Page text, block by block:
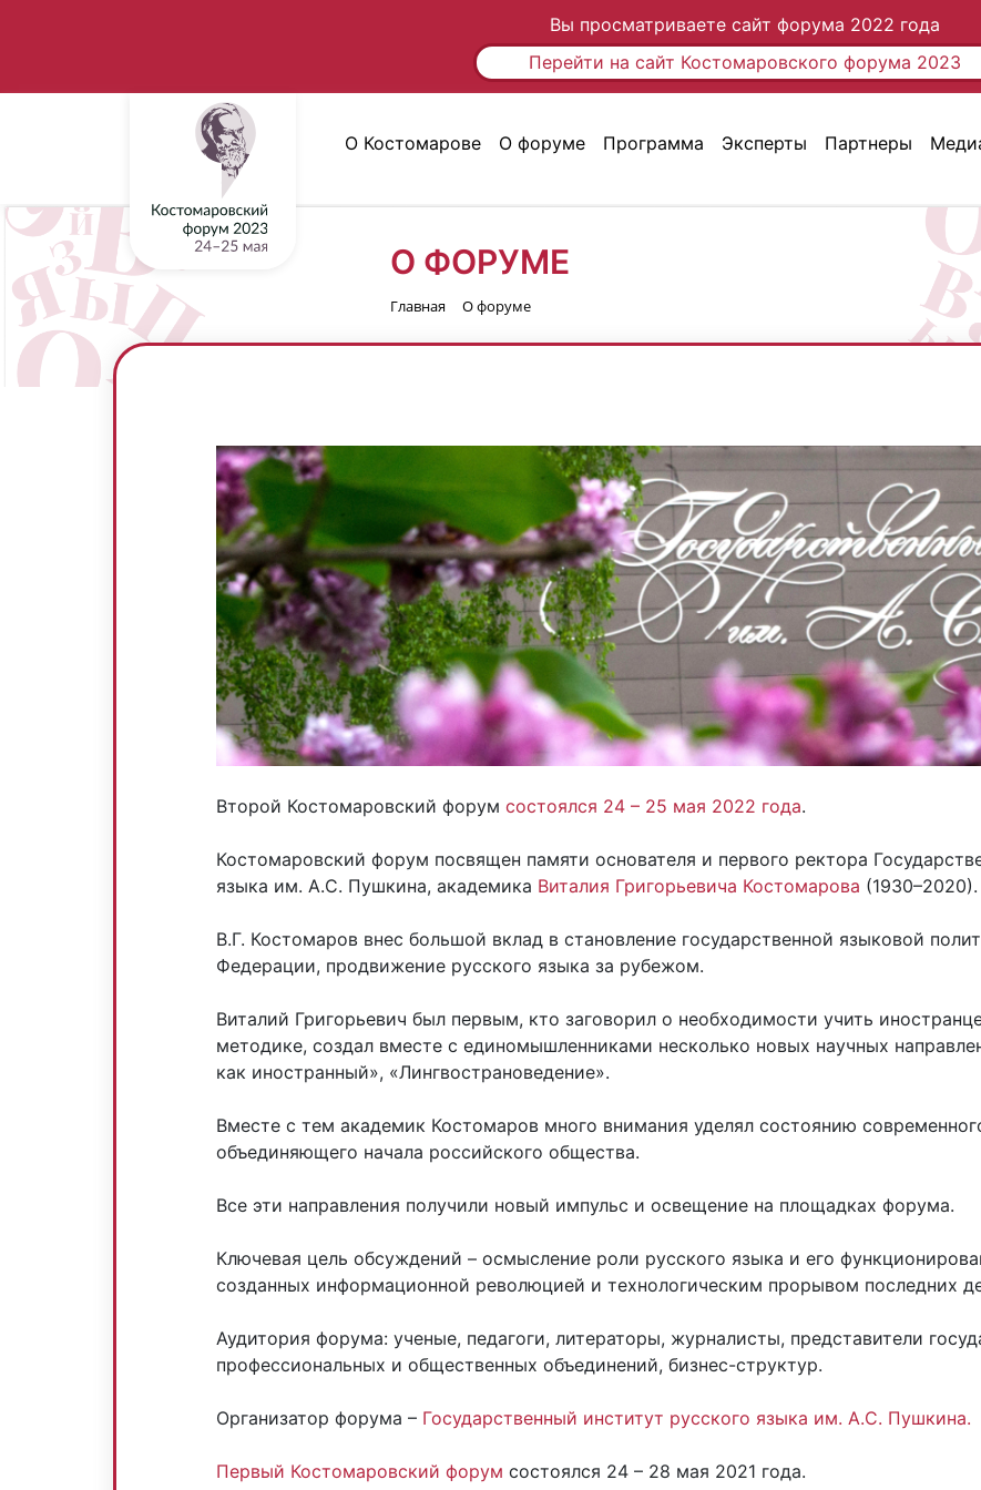
Вы просматриваете сайт форума 2022 года
Перейти на сайт Костомаровского форума 2023
О Костомарове О форуме Программа Эксперты Партнеры
О ФОРУМЕ
Главная О форуме
Второй Костомаровский форум состоялся 24 – 25 мая 2022 года.
Костомаровский форум посвящен памяти основателя и первого ректора
языка им. А.С. Пушкина, академика Виталия Григорьевича Костомарова (1930–2020).
В.Г. Костомаров внес большой вклад в становление государственной языковой
Федерации, продвижение русского языка за рубежом.
Виталий Григорьевич был первым, кто заговорил о необходимости учить
методике, создал вместе с единомышленниками несколько новых научных
как иностранный», «Лингвострановедение».
Вместе с тем академик Костомаров много внимания уделял состоянию
объединяющего начала российского общества.
Все эти направления получили новый импульс и освещение на площадках форума.
Ключевая цель обсуждений – осмысление роли русского языка и его
созданных информационной революцией и технологическим прорывом последних
Аудитория форума: ученые, педагоги, литераторы, журналисты, представители
профессиональных и общественных объединений, бизнес-структур.
Организатор форума – Государственный институт русского языка им. А.С. Пушкина.
Первый Костомаровский форум состоялся 24 – 28 мая 2021 года.